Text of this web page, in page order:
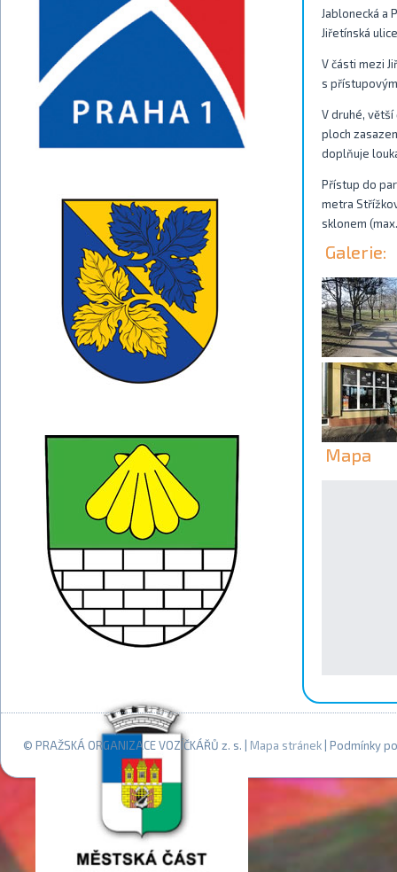
Jablonecká a
Jiřetínská
V části mezi
s
V druhé,
ploch
doplňuje
Přístup do
metra
sklonem
Galerie:
Mapa
© PRAŽSKÁ ORGANIZACE VOZÍČKÁŘŮ z. s. | Mapa stránek | Podmínky